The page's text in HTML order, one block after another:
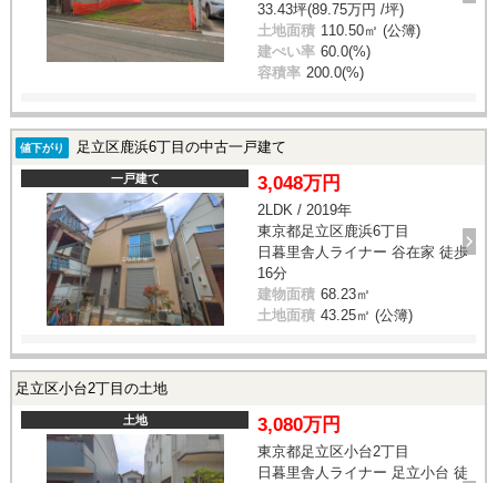
33.43坪(89.75万円 /坪)
土地面積 110.50㎡ (公簿)
建ぺい率 60.0(%)
容積率 200.0(%)
値下がり 足立区鹿浜6丁目の中古一戸建て
一戸建て 3,048万円
2LDK / 2019年
東京都足立区鹿浜6丁目
日暮里舎人ライナー 谷在家 徒歩
16分
建物面積 68.23㎡
土地面積 43.25㎡ (公簿)
足立区小台2丁目の土地
土地 3,080万円
東京都足立区小台2丁目
日暮里舎人ライナー 足立小台 徒